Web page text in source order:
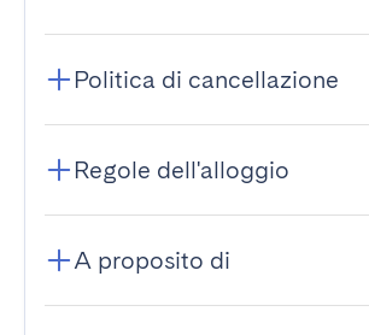
Politica di cancellazione
Regole dell'alloggio
A proposito di